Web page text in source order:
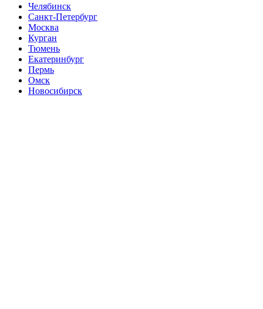
Челябинск
Санкт-Петербург
Москва
Курган
Тюмень
Екатеринбург
Пермь
Омск
Новосибирск